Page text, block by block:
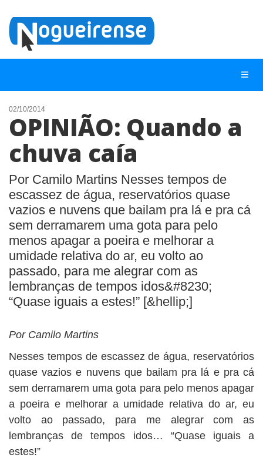
NOTÍCIAS
LISTA DIGITAL
QUEM SOMOS
CONTATO
02/10/2014
OPINIÃO: Quando a
chuva caía
Por Camilo Martins Nesses tempos de
escassez de água, reservatórios quase
vazios e nuvens que bailam pra lá e pra cá
sem derramarem uma gota para pelo
menos apagar a poeira e melhorar a
umidade relativa do ar, eu volto ao
passado, para me alegrar com as
lembranças de tempos idos&#8230;
“Quase iguais a estes!” [&hellip;]
Por Camilo Martins
Nesses tempos de escassez de água, reservatórios
quase vazios e nuvens que bailam pra lá e pra cá
sem derramarem uma gota para pelo menos apagar
a poeira e melhorar a umidade relativa do ar, eu
volto ao passado, para me alegrar com as
lembranças de tempos idos… “Quase iguais a
estes!”